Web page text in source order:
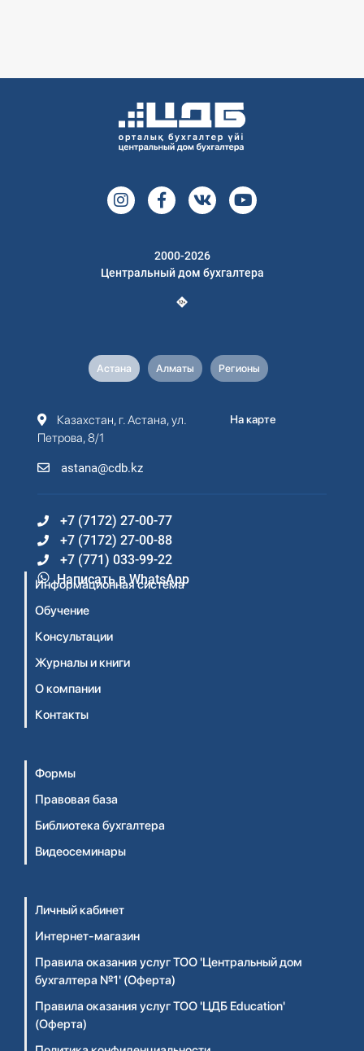
Тестирование для
2000-2026
Центральный дом бухгалтера
Астана Алматы Регионы
Казахстан, г. Астана, ул.
Петрова, 8/1
astana@cdb.kz
На карте
+7 (7172) 27-00-77
+7 (7172) 27-00-88
+7 (771) 033-99-22
Написать в WhatsApp
Информационная система
Обучение
Консультации
Журналы и книги
О компании
Контакты
Формы
Правовая база
Библиотека бухгалтера
Видеосеминары
Личный кабинет
Интернет-магазин
Правила оказания услуг ТОО 'Центральный дом
бухгалтера №1' (Оферта)
Правила оказания услуг ТОО 'ЦДБ Education'
(Оферта)